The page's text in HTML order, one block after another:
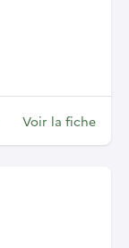
Voir la fiche